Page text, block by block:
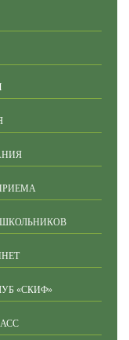
«СКИФ»